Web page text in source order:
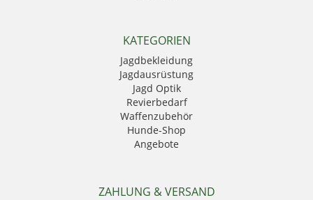
GPO
Härkila
HikMicro
Hubertus
Kahles
Krawattendackel
Leica
Mauser
Mjoelner Hunting
NRA Fud
KATEGORIEN
Jagdbekleidung
Jagdausrüstung
Jagd Optik
Revierbedarf
Waffenzubehör
Hunde-Shop
Angebote
ZAHLUNG & VERSAND